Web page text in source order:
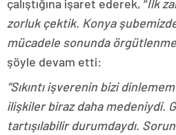
çalıştığına işaret ederek, “İlk
zorluk çektik. Konya
mücadele sonunda
şöyle devam etti:
“Sıkıntı işverenin bizi
ilişkiler biraz daha medeniydi.
tartışılabilir durumdaydı.